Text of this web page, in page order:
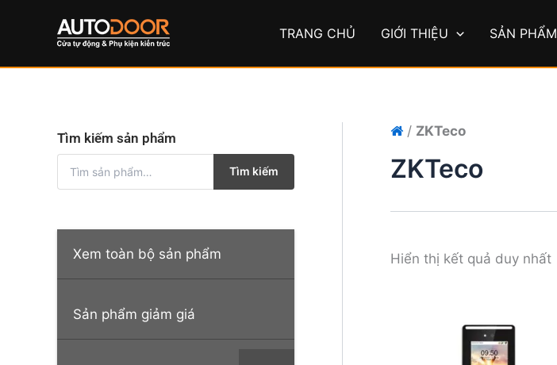
TRANG CHỦ GIỚI THIỆU SẢN PHẨM
Tìm kiếm sản phẩm
m
Tìm kiếm
Xem toàn bộ sản phẩm
Sản phẩm giảm giá
/ ZKTeco
ZKTeco
Hiển thị kết quả duy nhất